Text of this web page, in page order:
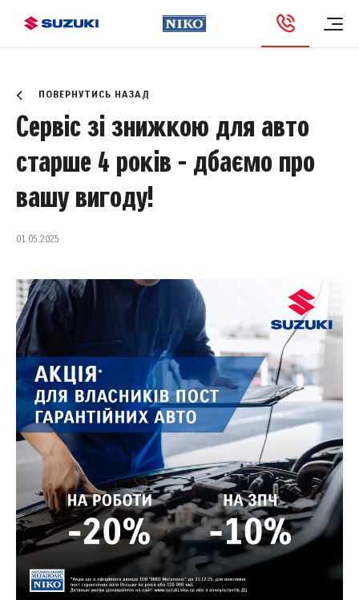
ПОВЕРНУТИСЬ НАЗАД
Сервіс зі знижкою для авто
старше 4 років - дбаємо про
вашу вигоду!
01.05.2025